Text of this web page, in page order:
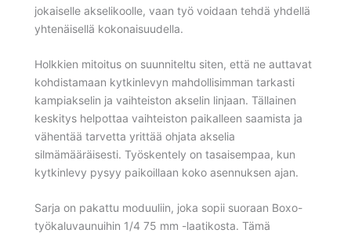
jokaiselle akselikoolle, vaan työ voidaan tehdä yhdellä
yhtenäisellä kokonaisuudella.
Holkkien mitoitus on suunniteltu siten, että ne auttavat
kohdistamaan kytkinlevyn mahdollisimman tarkasti
kampiakselin ja vaihteiston akselin linjaan. Tällainen
keskitys helpottaa vaihteiston paikalleen saamista ja
vähentää tarvetta yrittää ohjata akselia
silmämääräisesti. Työskentely on tasaisempaa, kun
kytkinlevy pysyy paikoillaan koko asennuksen ajan.
Sarja on pakattu moduuliin, joka sopii suoraan Boxo-
työkaluvaunuihin 1/4 75 mm -laatikosta. Tämä